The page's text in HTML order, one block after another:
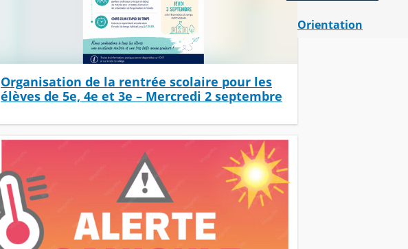
Organisation de la rentrée scolaire pour les
élèves de 5e, 4e et 3e – Mercredi 2 septembre
Orientation